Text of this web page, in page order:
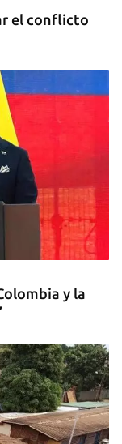
el conflicto
y la